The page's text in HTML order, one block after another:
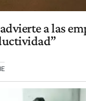
a las